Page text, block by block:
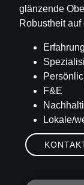
glänzende
Robustheit
Erfahrung
F&E
Lokale/